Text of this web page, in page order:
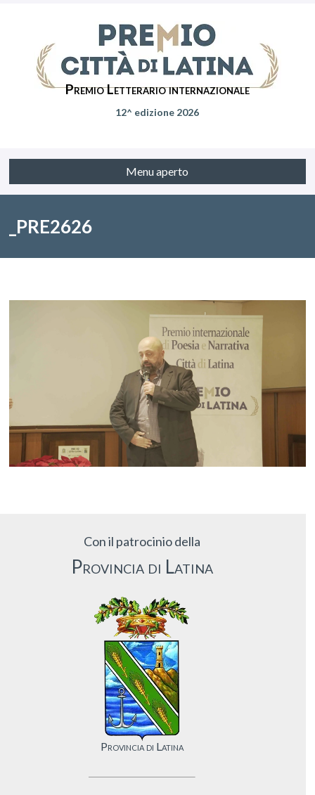
Premio Letterario internazionale
12^ edizione 2026
Menu aperto
_PRE2626
Con il patrocinio della
Provincia di Latina
Provincia di Latina